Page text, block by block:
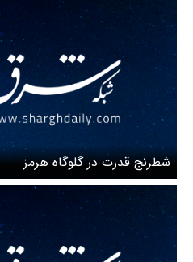
شطرنج قدرت در گلوگاه هرمز